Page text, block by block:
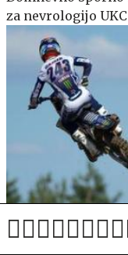
za nevrologijo